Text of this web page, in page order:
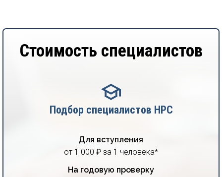
Стоимость специалистов
Подбор специалистов НРС
Для вступления
от 1 000 ₽ за 1 человека*
На годовую проверку